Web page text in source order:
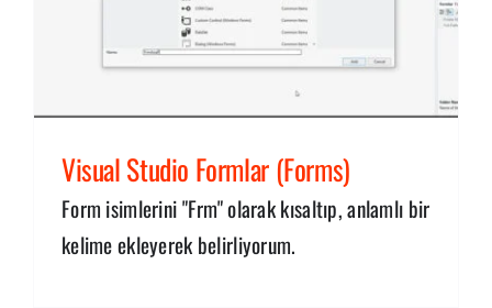
Visual Studio Formlar (Forms)
Form isimlerini "Frm" olarak kısaltıp, anlamlı bir
kelime ekleyerek belirliyorum.